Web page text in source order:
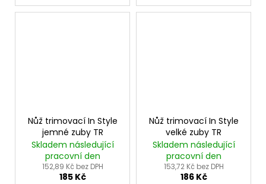
Nůž trimovací In Style
jemné zuby TR
Skladem následující
pracovní den
152,89 Kč bez DPH
185 Kč
Nůž trimovací In Style
velké zuby TR
Skladem následující
pracovní den
153,72 Kč bez DPH
186 Kč